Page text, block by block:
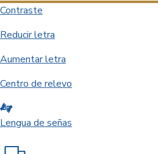
Contraste
Reducir letra
Aumentar letra
Centro de relevo
Lengua de señas